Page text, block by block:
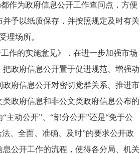
作为政府信息公开工作查问点，方便
予以纸质保存，并按照规定及时有关
理场所。
作的实施意见》，在进一步加强市场
政府信息公开置于促进规范、增强动
府信息公开对密切党群关系、推进市
政府信息和非公文类政府信息公布的
动公开”、“部分公开”还是“免于公
、全面、准确、及时”的要求公开政
公开工作的流程，使得各分局、机关